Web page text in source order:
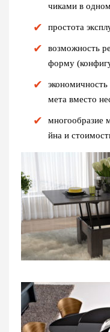
чиками в
простота
возможность
форму
экономичность
мета вместо
многообразие
йна и